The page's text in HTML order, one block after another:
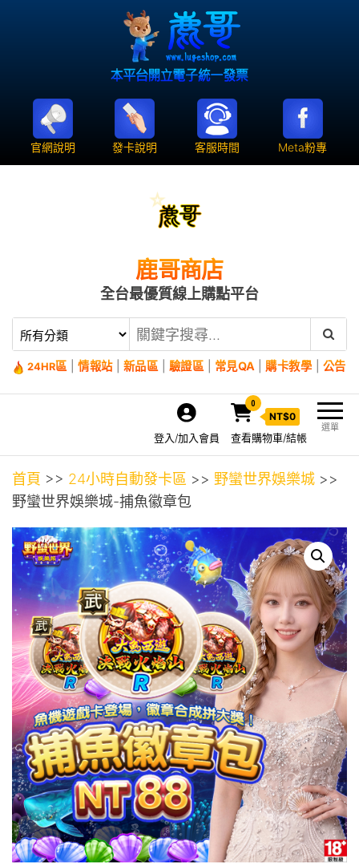
官網說明 發卡說明 客服時間 Meta粉專
鹿哥商店
全台最優質線上購點平台
24HR區 情報站| 新品區 驗證區 常見QA 購卡教學 公告
選單
0
NT$0
查看購物車/結帳
登入/加入會員
首頁 >> 24小時自動發卡區 >> 野蠻世界娛樂城 >>
野蠻世界娛樂城-捕魚徽章包